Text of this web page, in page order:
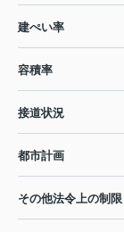
建ぺい率
容積率
接道状況
都市計画
その他法令上の制限